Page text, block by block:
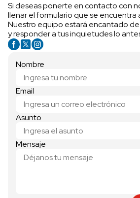
Si deseas ponerte en contacto con
llenar el formulario que se encuentra
Nuestro equipo estará encantado de
y responder a tus inquietudes lo
Nombre
Email
Asunto
Mensaje